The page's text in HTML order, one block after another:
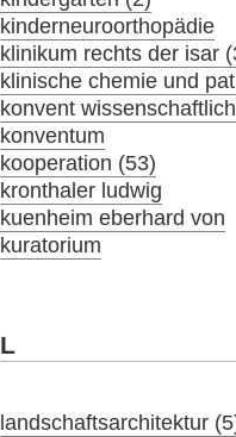
kinderneuroorthopädie
klinikum rechts der isar
klinische chemie und
konvent
konventum
kooperation (53)
kronthaler ludwig
kuenheim eberhard von
kuratorium
L
landschaftsarchitektur